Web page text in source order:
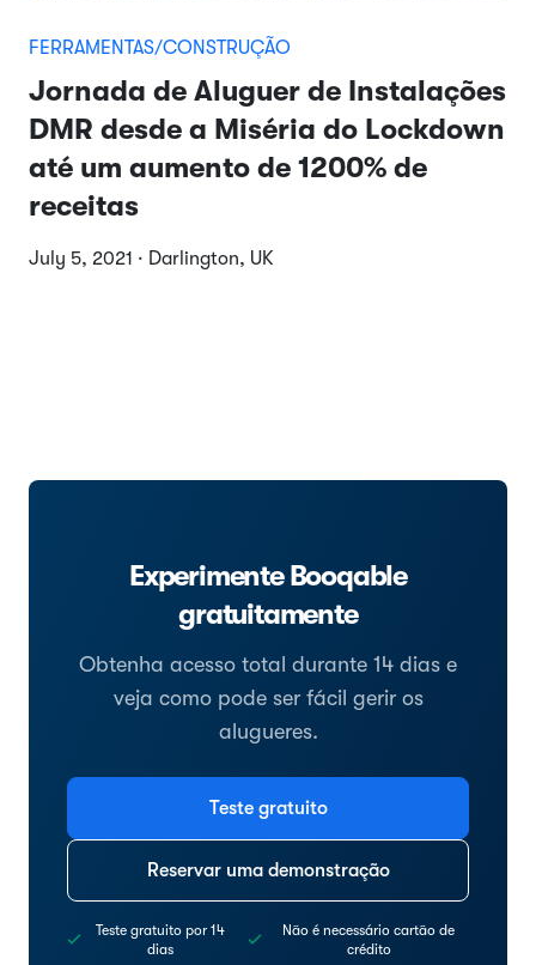
FERRAMENTAS/CONSTRUÇÃO
Jornada de Aluguer de Instalações
DMR desde a Miséria do Lockdown
até um aumento de 1200% de
receitas
July 5, 2021 · Darlington, UK
Experimente Booqable
gratuitamente
Obtenha acesso total durante 14 dias e
veja como pode ser fácil gerir os
alugueres.
Teste gratuito
Reservar uma demonstração
Teste gratuito por 14
dias
Não é necessário cartão de
crédito